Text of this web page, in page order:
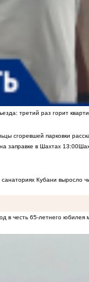
третий раз горит
сгоревшей парковки
заправке в Шахтах 13:00
Кубани выросло
в честь 65-летнего юбилея